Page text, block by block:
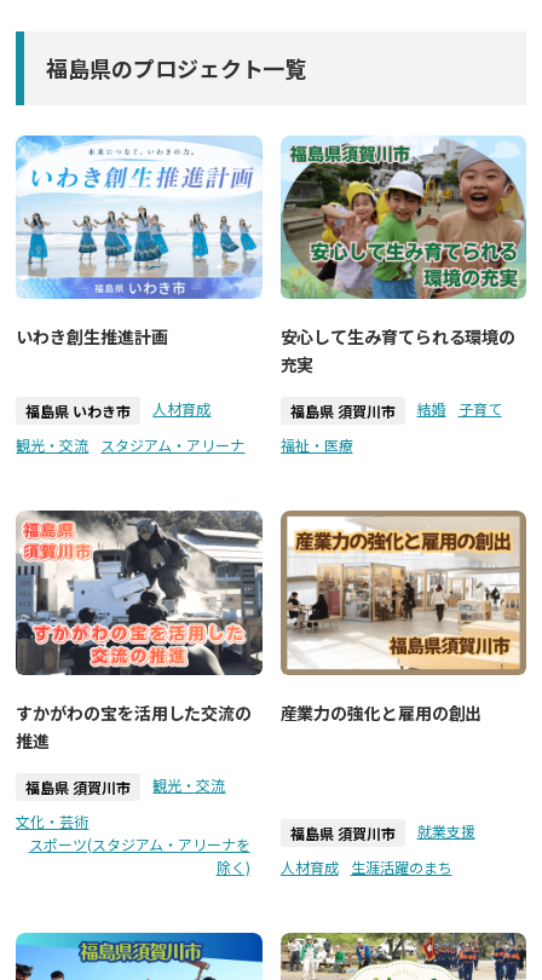
福島県のプロジェクト一覧
いわき創生推進計画
福島県 いわき市
人材育成
観光・交流
スタジアム・アリーナ
安心して生み育てられる環境の
充実
福島県 須賀川市 結婚
子育て
福祉・医療
すかがわの宝を活用した交流の
推進
福島県 須賀川市
観光・交流
文化・芸術
スポーツ(スタジアム・アリーナを
除く)
産業力の強化と雇用の創出
福島県 須賀川市
就業支援
人材育成
生涯活躍のまち